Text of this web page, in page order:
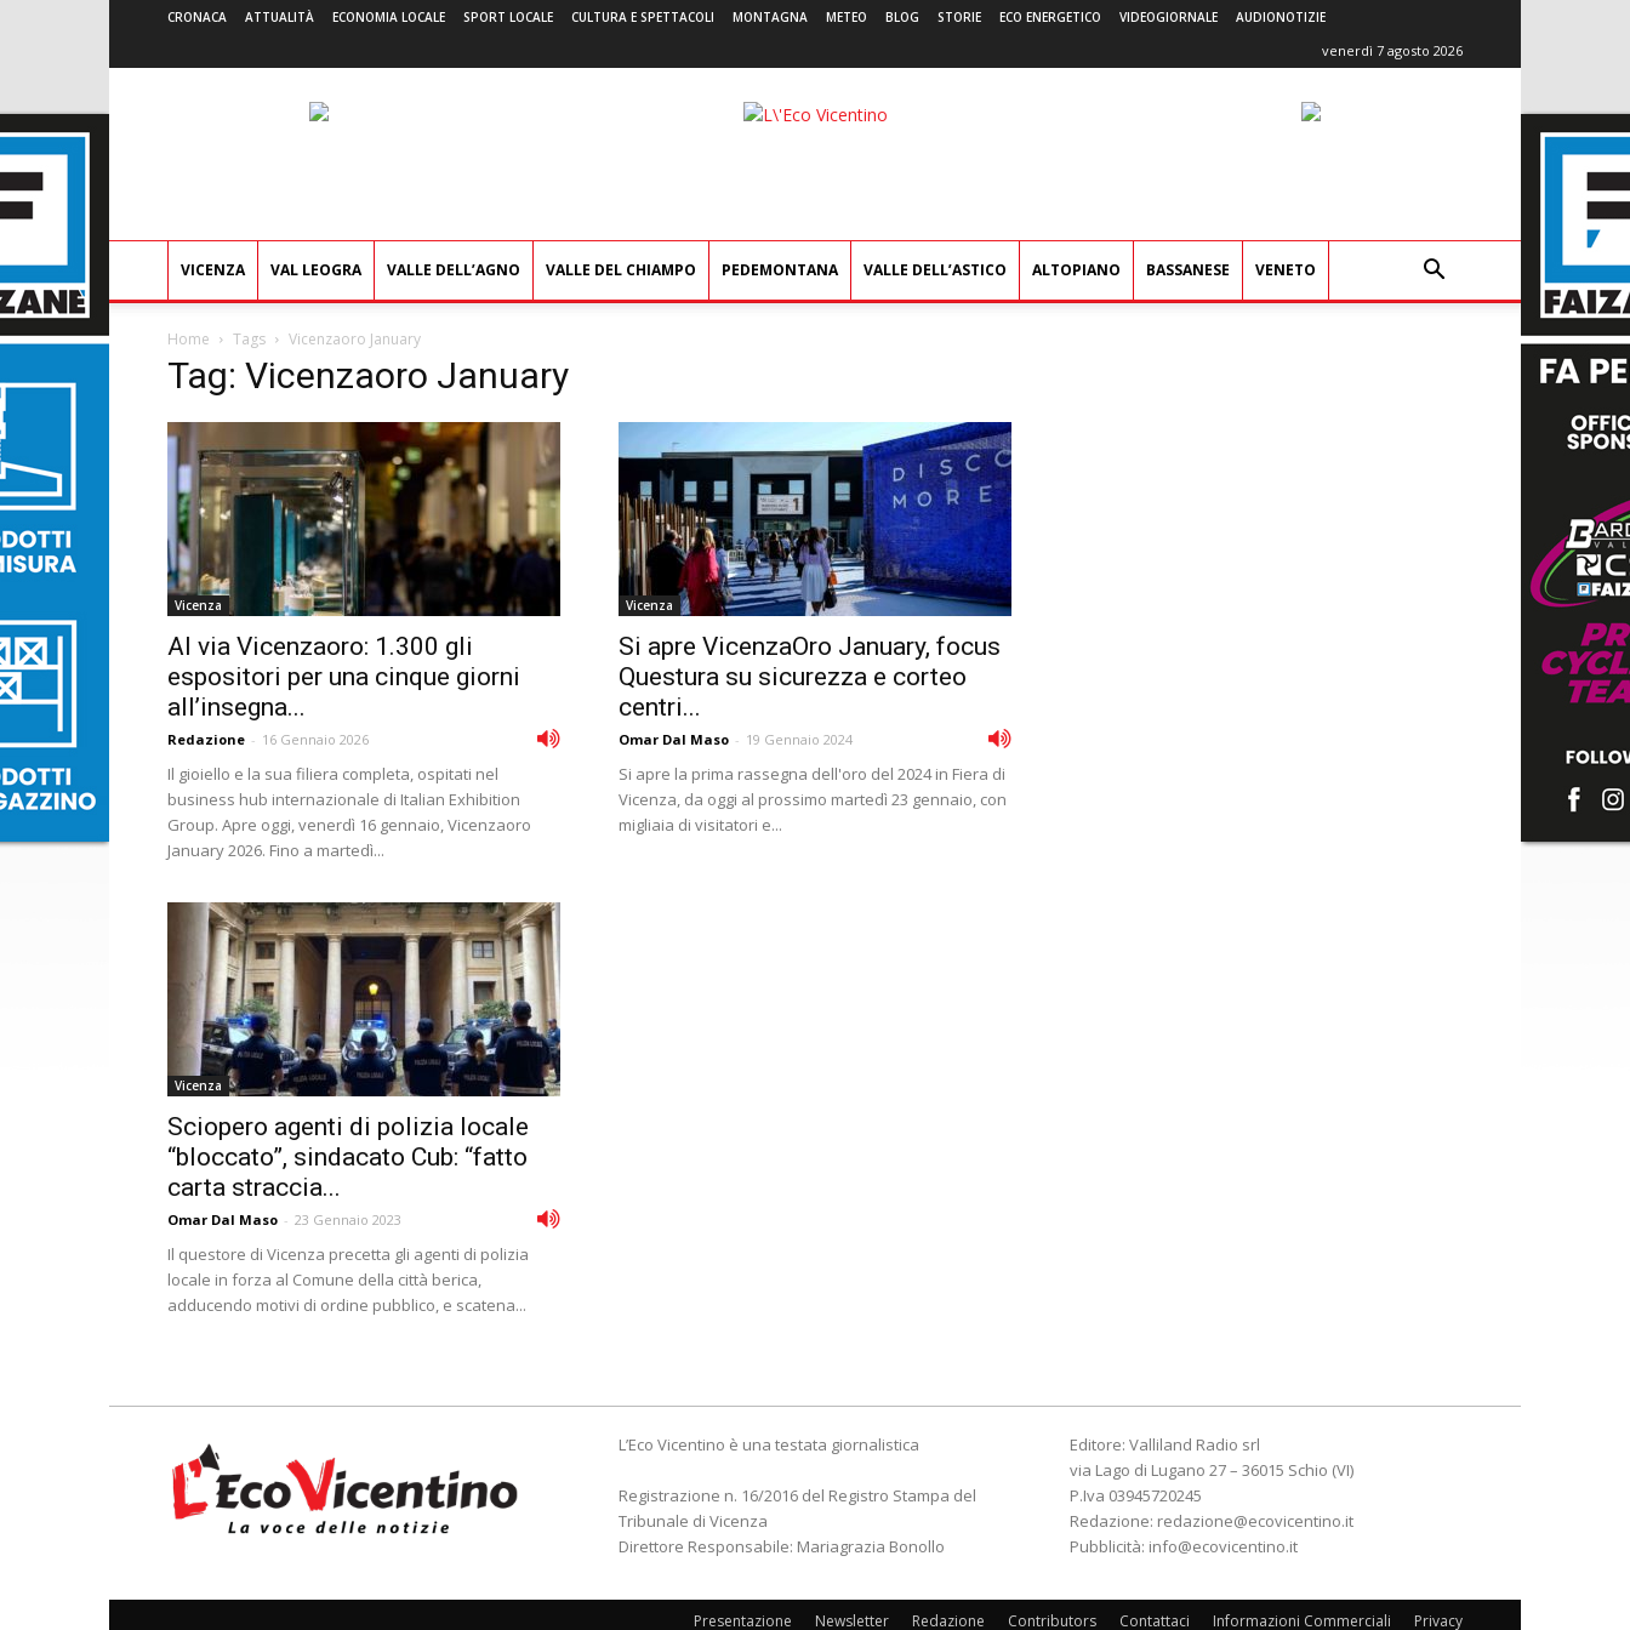
CRONACA ATTUALITÀ ECONOMIA LOCALE SPORT LOCALE CULTURA E SPETTACOLI MONTAGNA METEO BLOG STORIE ECO ENERGETICO VIDEOGIORNALE AUDIONOTIZIE
venerdì 7 agosto 2026
L'Eco
VICENZA VAL LEOGRA VALLE DELL’AGNO VALLE DEL CHIAMPO PEDEMONTANA VALLE DELL’ASTICO ALTOPIANO BASSANESE VENETO
Home Tags Vicenzaoro January
Tag: Vicenzaoro January
Vicenza
Al via Vicenzaoro: 1.300 gli
espositori per una cinque giorni
all’insegna...
Redazione - 16 Gennaio 2026
Il gioiello e la sua filiera completa, ospitati nel
business hub internazionale di Italian Exhibition
Group. Apre oggi, venerdì 16 gennaio, Vicenzaoro
January 2026. Fino a martedì...
Vicenza
Si apre VicenzaOro January, focus
Questura su sicurezza e corteo
centri...
Omar Dal Maso - 19 Gennaio 2024
Si apre la prima rassegna dell'oro del 2024 in Fiera di
Vicenza, da oggi al prossimo martedì 23 gennaio, con
migliaia di visitatori e...
Vicenza
Sciopero agenti di polizia locale
“bloccato”, sindacato Cub: “fatto
carta straccia...
Omar Dal Maso - 23 Gennaio 2023
Il questore di Vicenza precetta gli agenti di polizia
locale in forza al Comune della città berica,
adducendo motivi di ordine pubblico, e scatena...
L’Eco Vicentino è una testata giornalistica
Registrazione n. 16/2016 del Registro Stampa del
Tribunale di Vicenza
Direttore Responsabile: Mariagrazia Bonollo
Editore: Valliland Radio srl
via Lago di Lugano 27 – 36015 Schio (VI)
P.Iva 03945720245
Redazione: redazione@ecovicentino.it
Pubblicità: info@ecovicentino.it
Presentazione Newsletter Redazione Contributors Contattaci Informazioni Commerciali Privacy